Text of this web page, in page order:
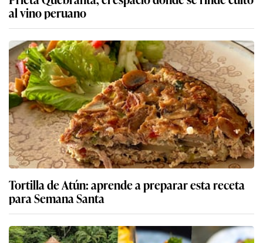
al vino peruano
Tortilla de Atún: aprende a preparar esta receta
para Semana Santa